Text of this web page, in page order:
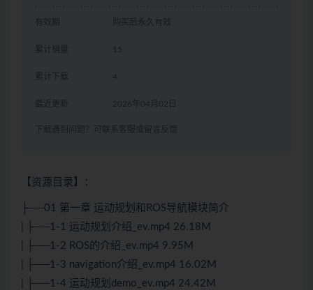
有效期 购买后永久有效
累计销量 15
累计下载 4
最近更新 2026年04月02日
下载遇到问题？可联系客服或留言反馈
【资源目录】：
├──01 第一章 运动规划和ROS导航模块简介
| ├──1-1 运动规划介绍_ev.mp4 26.18M
| ├──1-2 ROS的介绍_ev.mp4 9.95M
| ├──1-3 navigation介绍_ev.mp4 16.02M
| ├──1-4 运动规划demo_ev.mp4 24.42M